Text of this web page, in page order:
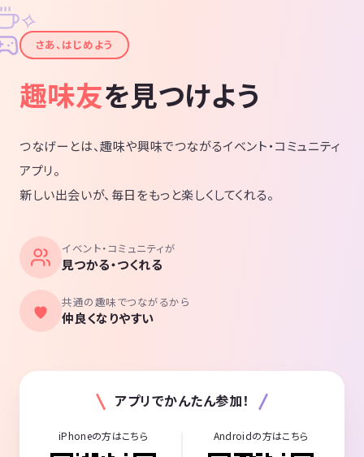
✦
✧
さあ、はじめよう
趣味友を見つけよう
つなげーとは、趣味や興味でつながるイベント・コミュニティ
アプリ。
新しい出会いが、毎日をもっと楽しくしてくれる。
イベント・コミュニティが
見つかる・つくれる
共通の趣味でつながるから
仲良くなりやすい
アプリでかんたん参加！
iPhoneの方はこちら Androidの方はこちら